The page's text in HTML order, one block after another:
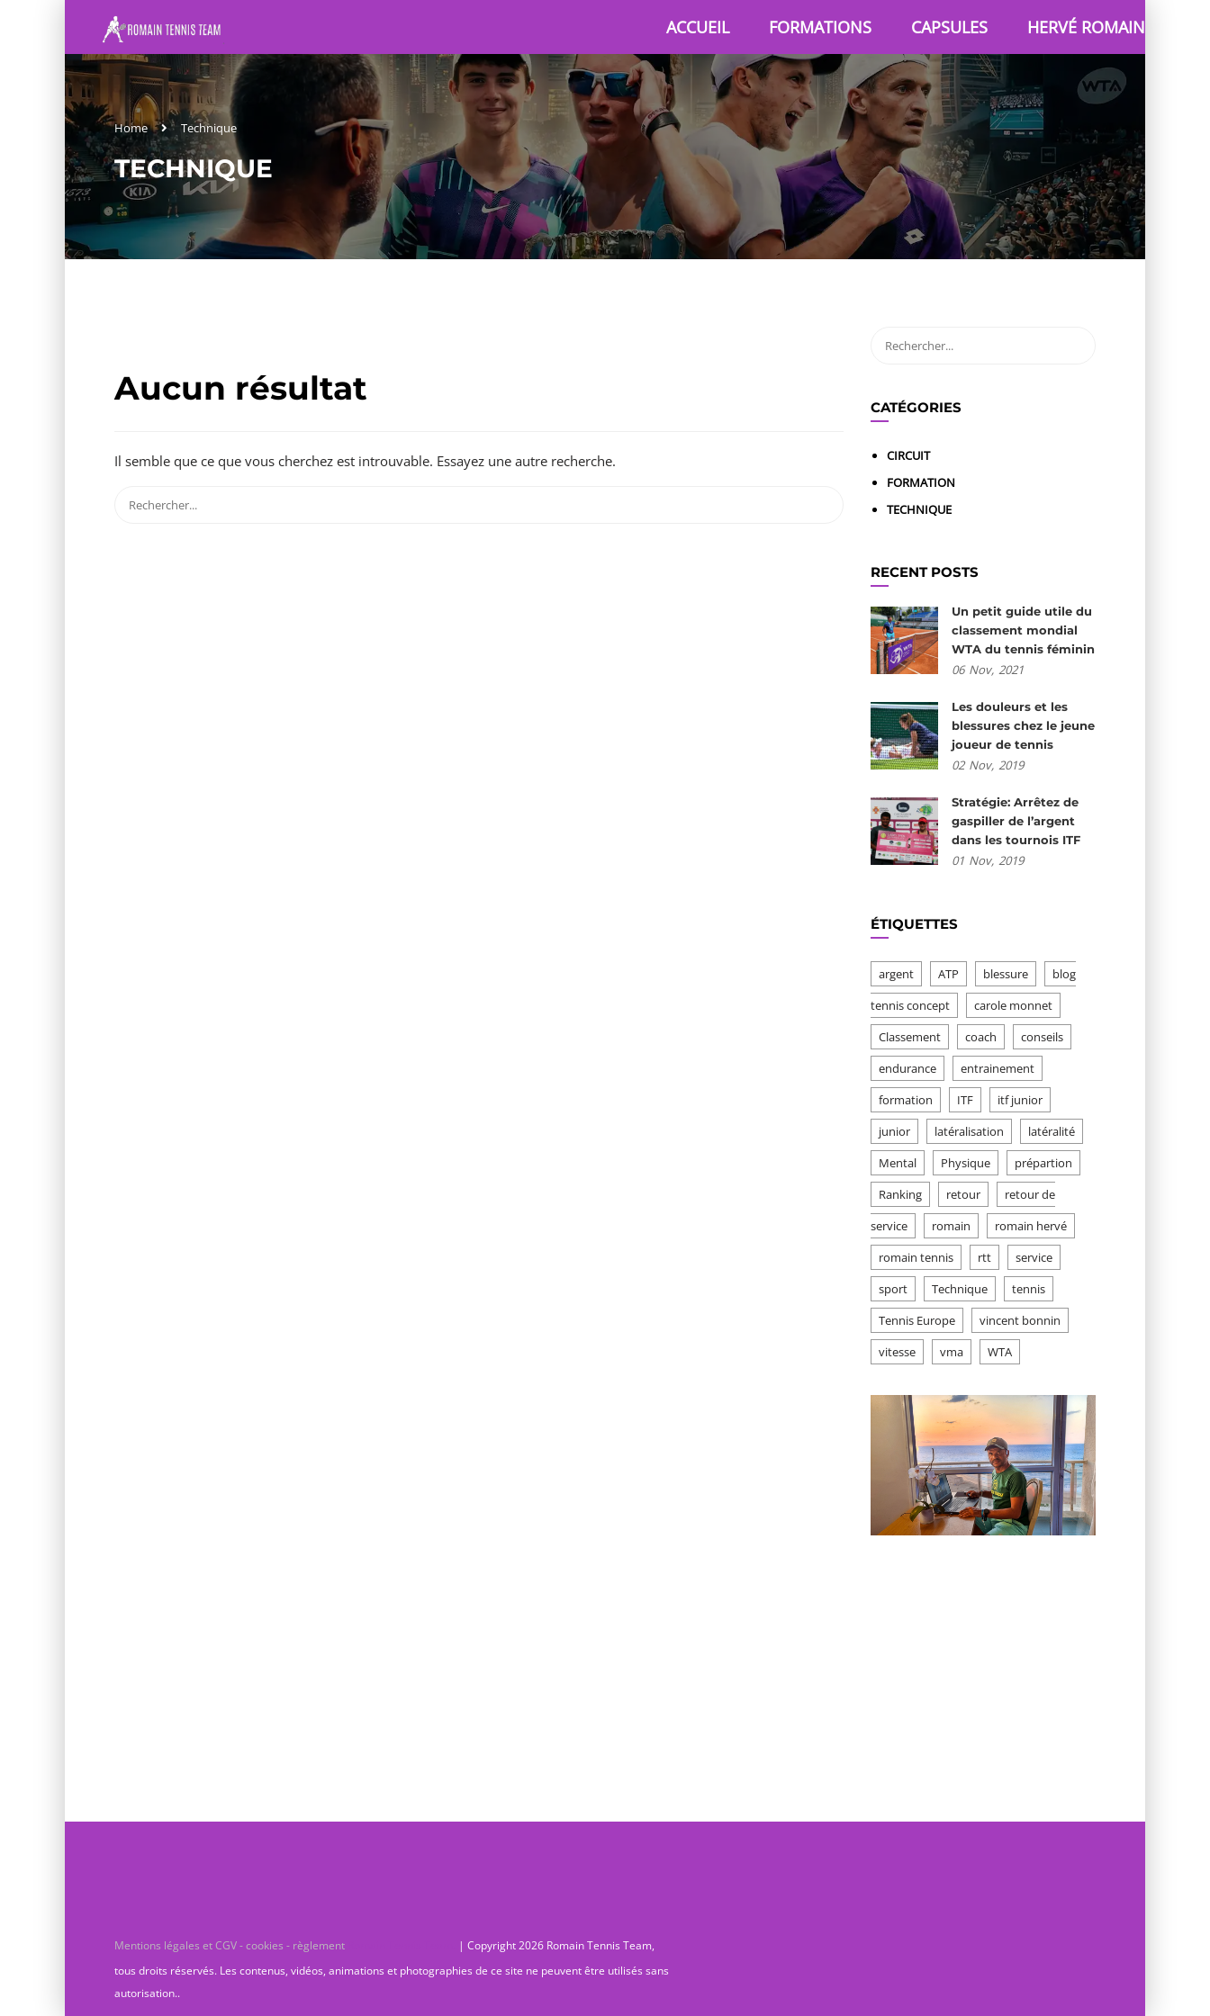
ACCUEIL FORMATIONS CAPSULES HERVÉ ROMAIN
Home Technique
TECHNIQUE
Aucun résultat
Il semble que ce que vous cherchez est introuvable. Essayez une autre recherche.
CATÉGORIES
CIRCUIT
FORMATION
TECHNIQUE
RECENT POSTS
Un petit guide utile du
classement mondial
WTA du tennis féminin
06 Nov, 2021
Les douleurs et les
blessures chez le jeune
joueur de tennis
02 Nov, 2019
Stratégie: Arrêtez de
gaspiller de l’argent
dans les tournois ITF
01 Nov, 2019
ÉTIQUETTES
argent ATP blessure
blog
tennis concept
carole monnet
Classement
coach
conseils
endurance
entrainement
formation
ITF
itf junior
junior
latéralisation
latéralité
Mental
Physique
prépartion
Ranking
retour
retour de
service
romain
romain hervé
romain tennis
rtt
service
sport
Technique
tennis
Tennis Europe
vincent bonnin
vitesse
vma WTA
Mentions légales et CGV - cookies - règlement
| Copyright 2026 Romain Tennis Team,
tous droits réservés. Les contenus, vidéos, animations et photographies de ce site ne peuvent être utilisés sans
autorisation..